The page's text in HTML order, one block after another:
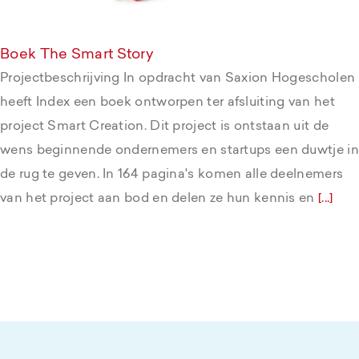
Boek The Smart Story
Projectbeschrijving In opdracht van Saxion Hogescholen
heeft Index een boek ontworpen ter afsluiting van het
project Smart Creation. Dit project is ontstaan uit de
wens beginnende ondernemers en startups een duwtje in
de rug te geven. In 164 pagina's komen alle deelnemers
van het project aan bod en delen ze hun kennis en [...]